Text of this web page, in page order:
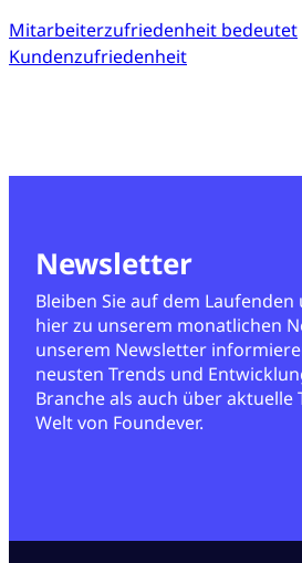
Mitarbeiterzufriedenheit bedeutet
Kundenzufriedenheit
Newsletter
Bleiben Sie auf dem
hier zu unserem monatlichen
unserem Newsletter
neusten Trends und
Branche als auch über aktuelle
Welt von Foundever.